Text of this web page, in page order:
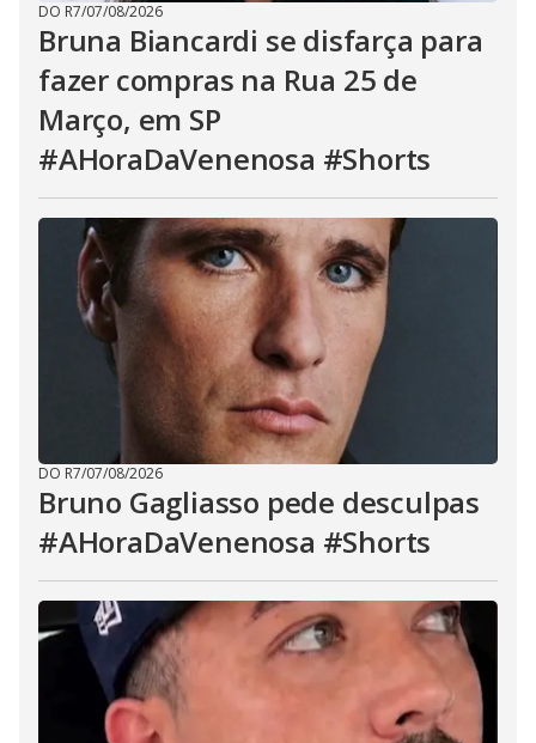
DO R7/07/08/2026
Bruna Biancardi se disfarça para
fazer compras na Rua 25 de
Março, em SP
#AHoraDaVenenosa #Shorts
DO R7/07/08/2026
Bruno Gagliasso pede desculpas
#AHoraDaVenenosa #Shorts